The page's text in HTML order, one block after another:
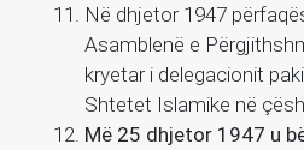
Në dhjetor 1947
Asamblenë e
kryetar i delegacionit
Shtetet Islamike në
Më 25 dhjetor 1947 u